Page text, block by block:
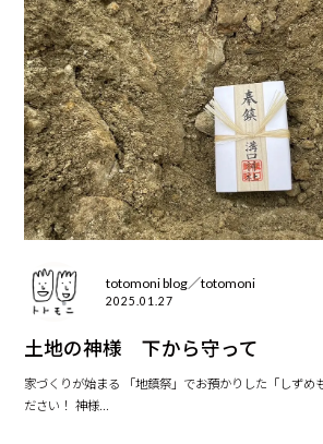
totomoni blog／totomoni
2025.01.27
土地の神様 下から守って
家づくりが始まる 「地鎮祭」でお預かりした「しずめ
ださい！ 神様...